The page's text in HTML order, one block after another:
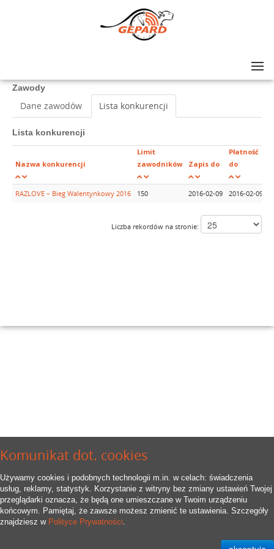
Komunikat dot. cookies
Używamy cookies i podobnych technologii m.in. w celach: świadczenia
usług, reklamy, statystyk. Korzystanie z witryny bez zmiany ustawień Twojej
przeglądarki oznacza, że będą one umieszczane w Twoim urządzeniu
końcowym. Pamiętaj, że zawsze możesz zmienić te ustawienia. Szczegóły
znajdziesz w Polityce Prywatności.
Zawody
Dane zawodów Lista konkurencji
Lista konkurencji
Nazwa konkurencji
Limit
zawodników
Zapis do
Płatność
do
RAZLOVE – Bieg Walentynkowy 2016 150 2016-02-09 2016-02-09
Liczba rekordów na stronie: